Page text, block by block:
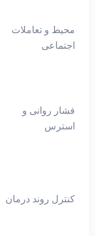
محیط و تعاملات
اجتماعی
فشار روانی و
استرس
کنترل روند درمان